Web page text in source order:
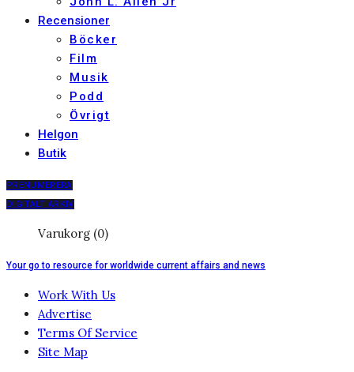
Recensioner
Böcker
Film
Musik
Podd
Övrigt
Helgon
Butik
PRENUMERERA
DIGITALT ARKIV
Varukorg (0)
Your go to resource for worldwide current affairs and news
Work With Us
Advertise
Terms Of Service
Site Map